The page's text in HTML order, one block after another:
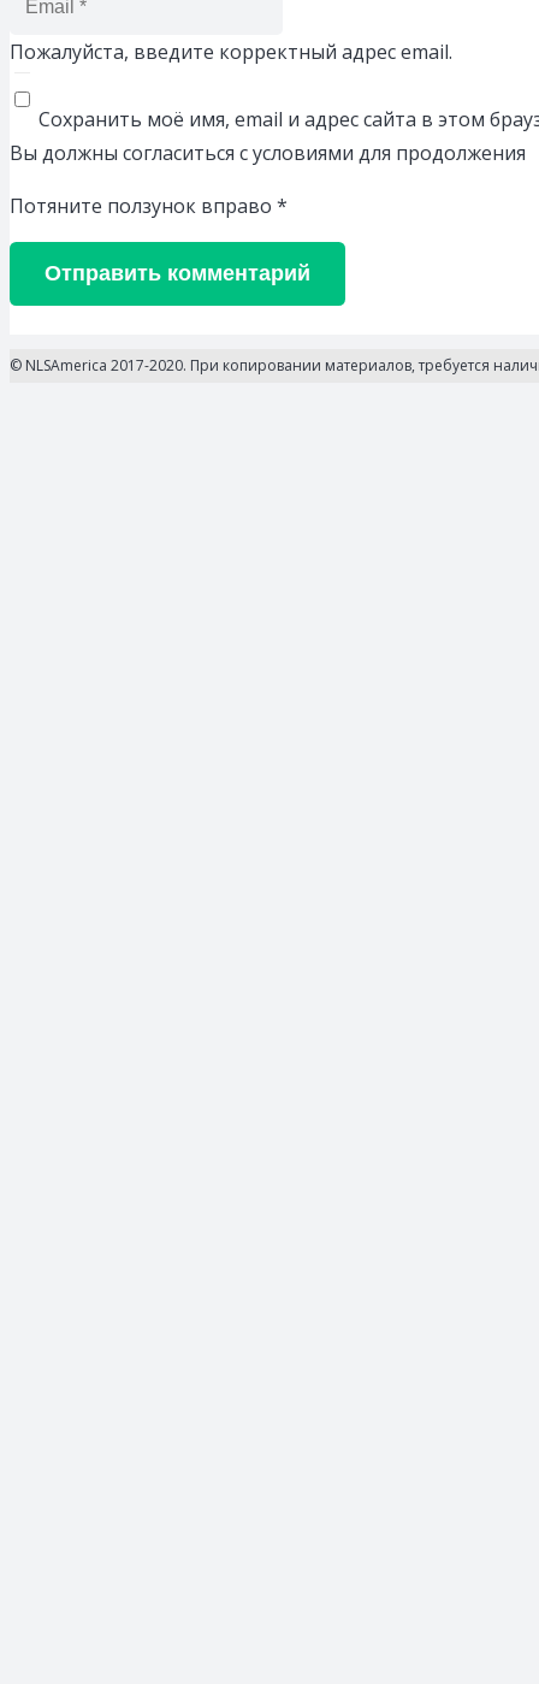
Пожалуйста, введите корректный адрес email.
Сохранить моё имя, email и адрес сайта в этом
Вы должны согласиться с условиями для продолжения
Потяните ползунок вправо *
Отправить комментарий
© NLSAmerica 2017-2020. При копировании материалов, требуется